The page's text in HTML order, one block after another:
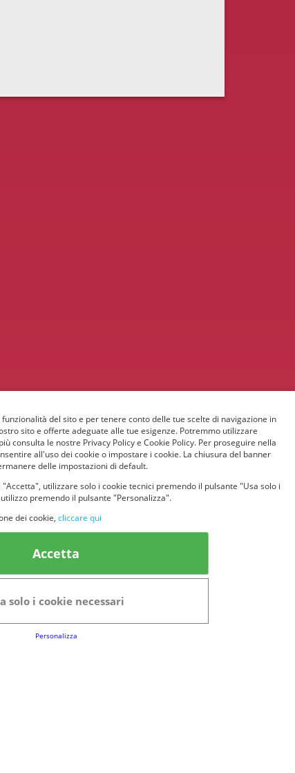
del Servizio
del sito e per tenere conto delle tue scelte di navigazione in
sito e offerte adeguate alle tue esigenze. Potremmo utilizzare
consulta le nostre Privacy Policy e Cookie Policy. Per proseguire nella
all'uso dei cookie o impostare i cookie. La chiusura del banner
delle impostazioni di default.
utilizzare solo i cookie tecnici premendo il pulsante "Usa solo i
premendo il pulsante "Personalizza".
dei cookie, cliccare qui
Accetta
solo i cookie necessari
Personalizza